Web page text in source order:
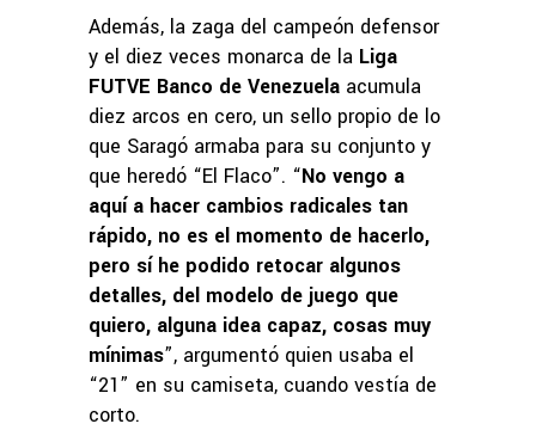
Además, la zaga del campeón defensor
y el diez veces monarca de la Liga
FUTVE Banco de Venezuela acumula
diez arcos en cero, un sello propio de lo
que Saragó armaba para su conjunto y
que heredó “El Flaco”. “No vengo a
aquí a hacer cambios radicales tan
rápido, no es el momento de hacerlo,
pero sí he podido retocar algunos
detalles, del modelo de juego que
quiero, alguna idea capaz, cosas muy
mínimas”, argumentó quien usaba el
“21” en su camiseta, cuando vestía de
corto.